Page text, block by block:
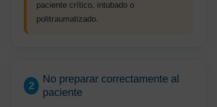
paciente crítico, intubado o
politraumatizado.
2
No preparar correctamente al
paciente